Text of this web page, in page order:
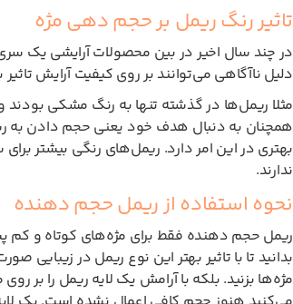
تاثیر رنگ ریمل بر حجم دهی مژه
در چند سال اخیر در بین محصولات آرایشی یک
دلیل ناآگاهی می‌توانند بر روی کیفیت آرایش تاثیر
مثلا ریمل‌ها در گذشته تنها به رنگ مشکی بودند
همچنان به دنبال هدف خود یعنی حجم دادن به
بهتری در این امر دارد. ریمل‌های رنگی بیشتر
ندارند.
نحوه استفاده از ریمل حجم دهنده
ریمل حجم دهنده فقط برای مژه‌های کوتاه و کم
بدانید تا با تاثیر بهتر این نوع ریمل در
مژه‌ها بزنید. بلکه با آرامش یک لایه ریمل را